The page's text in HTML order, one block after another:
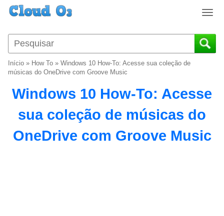
T
g
g
a
v
a
Início » How To » Windows 10 How-To: Acesse sua coleção de
músicas do OneDrive com Groove Music
Windows 10 How-To: Acesse
sua coleção de músicas do
OneDrive com Groove Music